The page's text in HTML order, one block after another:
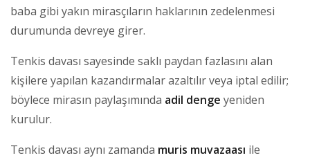
baba gibi yakın mirasçıların haklarının zedelenmesi
durumunda devreye girer.
Tenkis davası sayesinde saklı paydan fazlasını alan
kişilere yapılan kazandırmalar azaltılır veya iptal edilir;
böylece mirasın paylaşımında adil denge yeniden
kurulur.
Tenkis davası aynı zamanda muris muvazaası ile